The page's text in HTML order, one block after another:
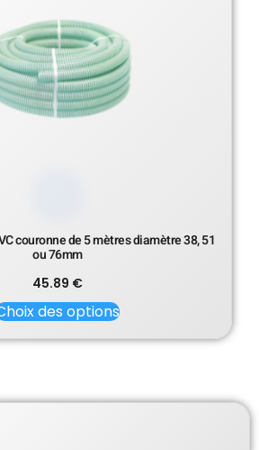
couronne de 5 mètres diamètre 38, 51
ou 76mm
45.89 €
des options